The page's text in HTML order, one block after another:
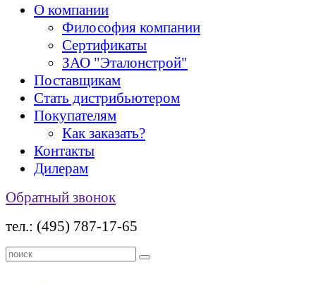
О компании
Философия компании
Сертификаты
ЗАО "Эталонстрой"
Поставщикам
Стать дистрибьютером
Покупателям
Как заказать?
Контакты
Дилерам
Обратный звонок
тел.: (495) 787-17-65